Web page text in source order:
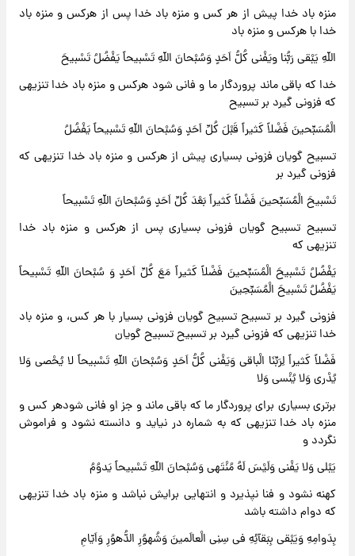
منزه باد خدا پیش از هر کس و منزه باد خدا پس از هرکس و منزه باد
خدا با هرکس و منزه باد
اللّهِ یَبْقی رَبُّنا ویَفْنی کُلُّ اَحَدٍ وَسُبْحانَ اللّهِ تَسْبیحاً یَفْضُلُ تَسْبیحَ
خدا که باقی ماند پروردگار ما و فانی شود هرکس و منزه باد خدا تنزیهی
که فزونی گیرد بر تسبیح
الْمُسَبِّحینَ فَضْلاً کَثیراً قَبْلَ کُلِّ اَحَدٍ وَسُبْحانَ اللّهِ تَسْبیحاً یَفْضُلُ
تسبیح گویان فزونی بسیاری پیش از هرکس و منزه باد خدا تنزیهی که
فزونی گیرد بر
تَسْبیحَ الْمُسَبِّحینَ فَضْلاً کَثیراً بَعْدَ کُلِّ اَحَدٍ وَسُبْحانَ اللّهِ تَسْبیحاً
تسبیح تسبیح گویان فزونی بسیاری پس از هرکس و منزه باد خدا
تنزیهی که
یَفْضُلُ تَسْبیحَ الْمُسَبِّحینَ فَضْلاً کَثیراً مَعَ کُلِّ اَحَدٍ وَ سُبْحانَ اللّهِ تَسْبیحاً
یَفْضُلُ تَسْبیحَ الْمُسَبِّحِینَ
فزونی گیرد بر تسبیح تسبیح گویان فزونی بسیار با هر کس، و منزه باد
خدا تنزیهی که فزونی گیرد بر تسبیح تسبیح گویان
فَضْلاً کَثیراً لِرَبِّنَا الْباقی وَیَفْنی کُلُّ اَحَدٍ وَسُبْحانَ اللّهِ تَسْبیحاً لا یُحْصی وَلا
یُدْری وَلا یُنْسی وَلا
برتری بسیاری برای پروردگار ما که باقی ماند و جز او فانی شودهر کس و
منزه باد خدا تنزیهی که به شماره در نیاید و دانسته نشود و فراموش
نگردد و
یَبْلی وَلا یَفْنی وَلَیْسَ لَهُ مُنْتَهی وَسُبْحانَ اللّهِ تَسْبیحاً یَدوُمُ
کهنه نشود و فنا نپذیرد و انتهایی برایش نباشد و منزه باد خدا تنزیهی
که دوام داشته باشد
بِدَوامِهِ وَیَبْقی بِبَقآئِهِ فی سِنِی الْعالَمینَ وَشُهوُرِ الدُّهوُرِ وَاَیّامِ